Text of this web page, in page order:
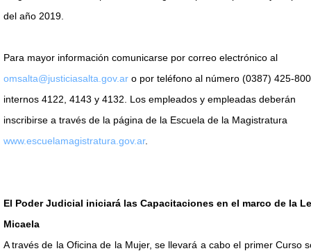
del año 2019.
Para mayor información comunicarse por correo electrónico al
omsalta@justiciasalta.gov.aro por teléfono al número (0387) 425-
internos 4122, 4143 y 4132. Los empleados y empleadas deberán
inscribirse a través de la página de la Escuela de la Magistratura
www.escuelamagistratura.gov.ar.
El Poder Judicial iniciará las Capacitaciones en el marco de la
Micaela
A través de la Oficina de la Mujer, se llevará a cabo el primer Curso